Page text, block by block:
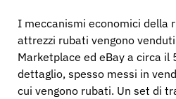
I meccanismi economici della
attrezzi rubati vengono
Marketplace ed eBay a circa il
dettaglio, spesso messi in
cui vengono rubati. Un set di